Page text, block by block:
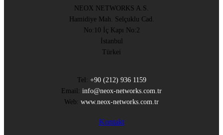
NEOX NETWORKS A.S.
Hamidiye Mah. Selçuklu Cad.
No:10 İç Kapı No:2
İstanbul
Türkei
Tel: +90 (212) 936 1159
Email: info@neox-networks.com.tr
Web: www.neox-networks.com.tr
Kontakt